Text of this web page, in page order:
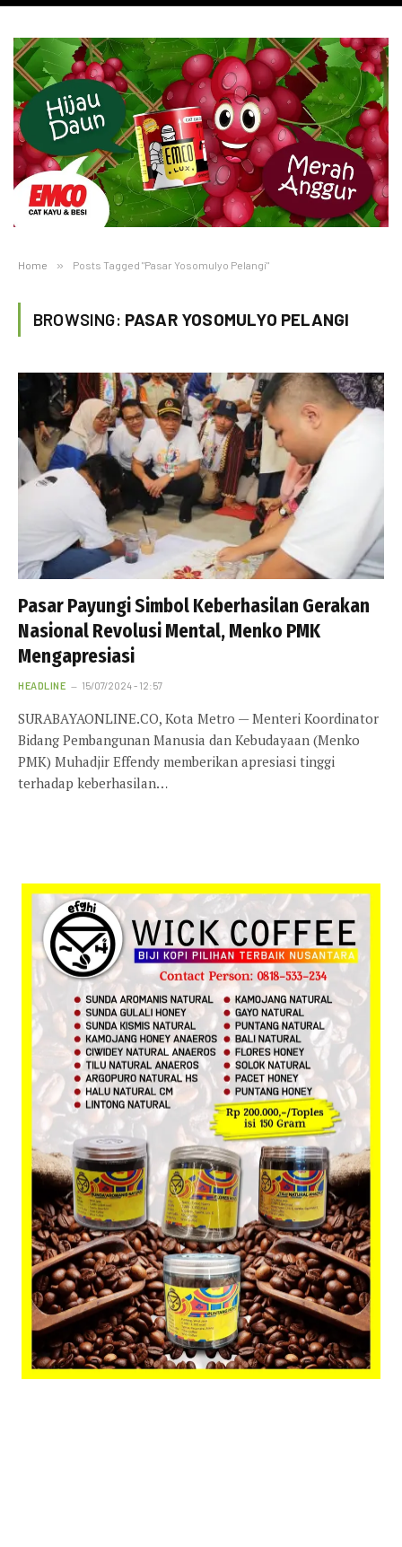
Home » Posts Tagged "Pasar Yosomulyo Pelangi"
BROWSING: PASAR YOSOMULYO PELANGI
Pasar Payungi Simbol Keberhasilan Gerakan
Nasional Revolusi Mental, Menko PMK
Mengapresiasi
HEADLINE 15/07/2024 - 12:57
SURABAYAONLINE.CO, Kota Metro — Menteri Koordinator
Bidang Pembangunan Manusia dan Kebudayaan (Menko
PMK) Muhadjir Effendy memberikan apresiasi tinggi
terhadap keberhasilan…